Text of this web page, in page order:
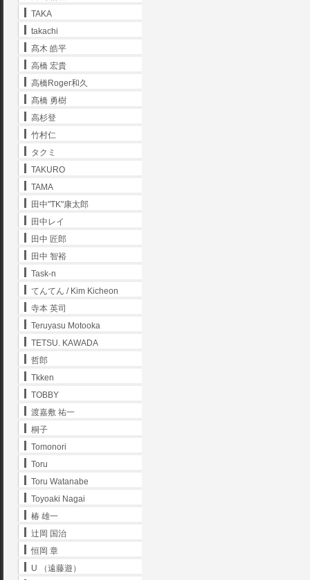
TAKA
takachi
髙木 皓平
高橋 宏貴
高橋Roger和久
髙橋 勇樹
高杉登
竹村仁
タクミ
TAKURO
TAMA
田中"TK"康太郎
田中レイ
田中 匠郎
田中 智裕
Task-n
てんてん / Kim Kicheon
寺本 英司
Teruyasu Motooka
TETSU. KAWADA
哲郎
Tkken
TOBBY
渡嘉敷 祐一
桐子
Tomonori
Toru
Toru Watanabe
Toyoaki Nagai
椿 雄一
辻岡 国治
恒岡 章
U （遠藤遊）